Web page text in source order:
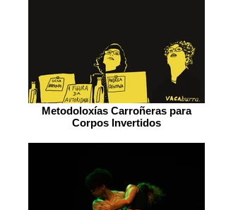
Metodoloxías Carroñeras para
Corpos Invertidos